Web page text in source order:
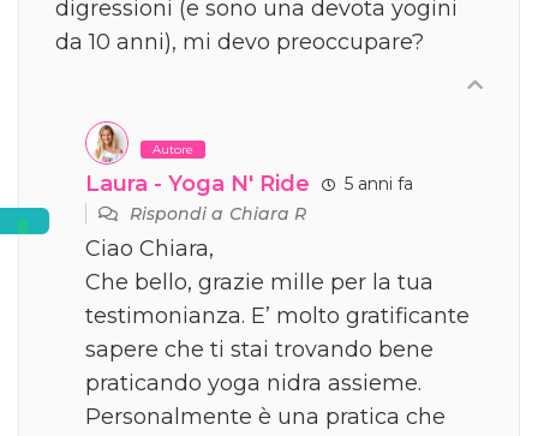
digressioni (e sono una devota yogini
da 10 anni), mi devo preoccupare?
Autore
Laura - Yoga N' Ride
5 anni fa
Rispondi aChiara R
Ciao Chiara,
Che bello, grazie mille per la tua
testimonianza. E’ molto gratificante
sapere che ti stai trovando bene
praticando yoga nidra assieme.
Personalmente è una pratica che